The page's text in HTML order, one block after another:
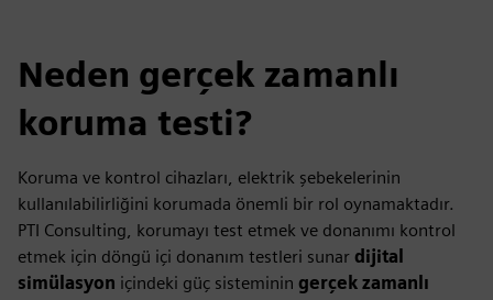
Neden gerçek zamanlı
koruma testi?
Koruma ve kontrol cihazları, elektrik şebekelerinin
kullanılabilirliğini korumada önemli bir rol oynamaktadır.
PTI Consulting, korumayı test etmek ve donanımı kontrol
etmek için döngü içi donanım testleri sunar dijital
simülasyon içindeki güç sisteminin gerçek zamanlı